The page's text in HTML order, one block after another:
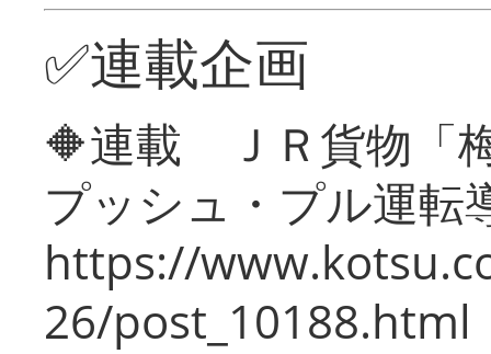
✅連載企画
🔶連載 ＪＲ貨物「
プッシュ・プル運転
https://
26/post_10188.html